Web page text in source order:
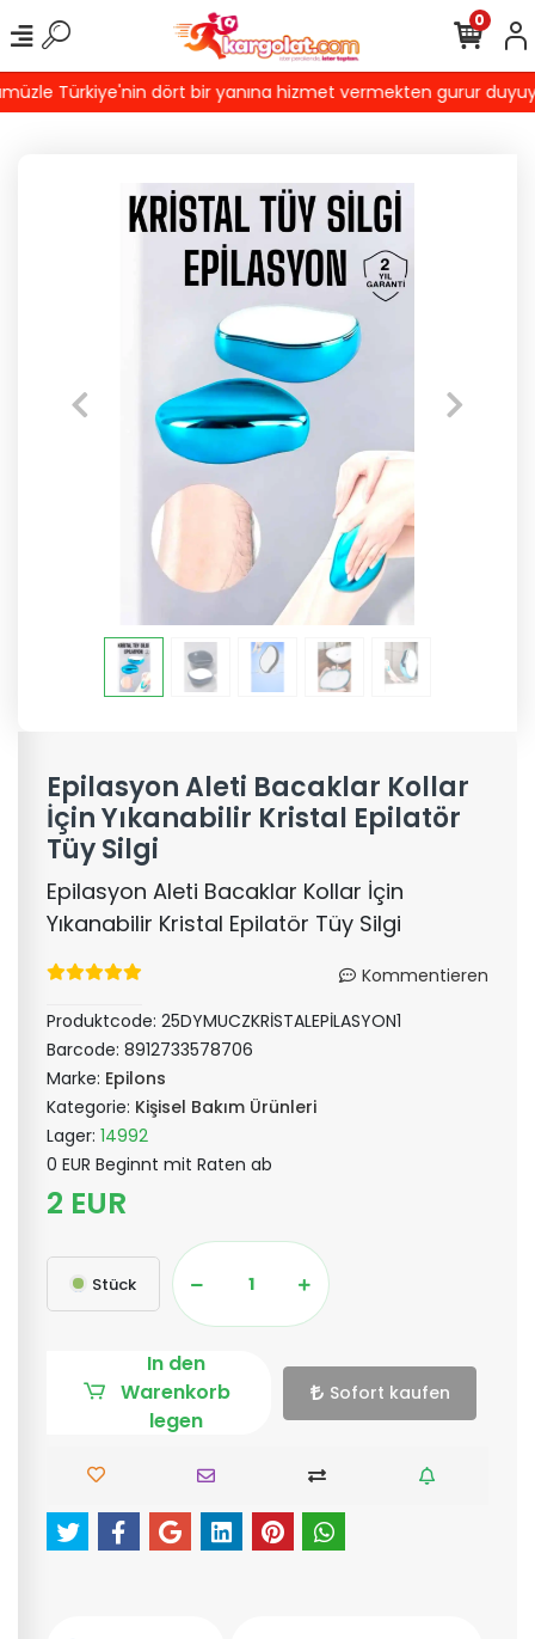
Türkiye'nin dört bir yanına hizmet vermekten gurur
0
Epilasyon Aleti Bacaklar Kollar
İçin Yıkanabilir Kristal Epilatör
Tüy Silgi
Epilasyon Aleti Bacaklar Kollar İçin
Yıkanabilir Kristal Epilatör Tüy Silgi
Kommentieren
Produktcode: 25DYMUCZKRİSTALEPİLASYON1
Barcode: 8912733578706
Marke: Epilons
Kategorie: Kişisel Bakım Ürünleri
Lager: 14992
0 EUR Beginnt mit Raten ab
2 EUR
Stück
In den
Warenkorb
legen
Sofort kaufen